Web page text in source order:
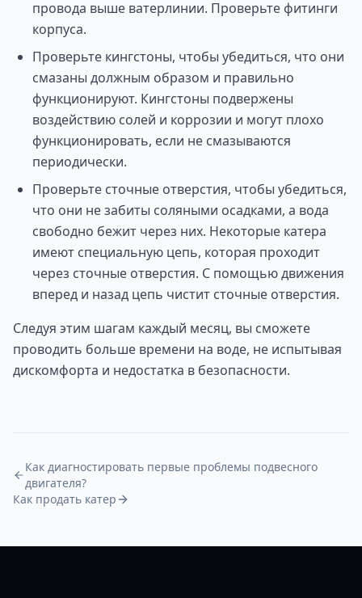
провода выше ватерлинии. Проверьте фитинги
корпуса.
Проверьте кингстоны, чтобы убедиться, что они
смазаны должным образом и правильно
функционируют. Кингстоны подвержены
воздействию солей и коррозии и могут плохо
функционировать, если не смазываются
периодически.
Проверьте сточные отверстия, чтобы убедиться,
что они не забиты соляными осадками, а вода
свободно бежит через них. Некоторые катера
имеют специальную цепь, которая проходит
через сточные отверстия. С помощью движения
вперед и назад цепь чистит сточные отверстия.
Следуя этим шагам каждый месяц, вы сможете
проводить больше времени на воде, не испытывая
дискомфорта и недостатка в безопасности.
Как диагностировать первые проблемы подвесного
двигателя?
Как продать катер